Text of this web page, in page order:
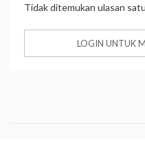
Tidak ditemukan ulasan
LOGIN UNTUK